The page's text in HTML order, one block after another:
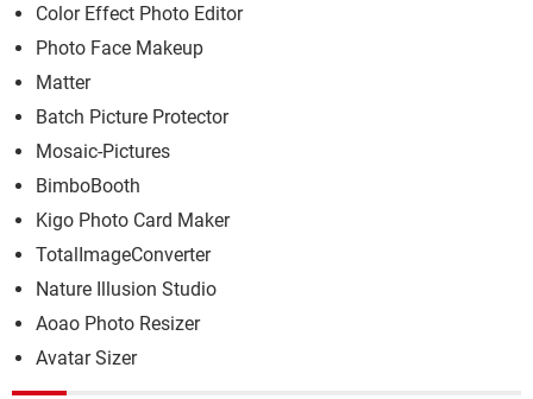
Color Effect Photo Editor
Photo Face Makeup
Matter
Batch Picture Protector
Mosaic-Pictures
BimboBooth
Kigo Photo Card Maker
TotalImageConverter
Nature Illusion Studio
Aoao Photo Resizer
Avatar Sizer